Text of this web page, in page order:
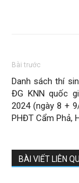
Bài trước
Danh sách thí
ĐG KNN quốc
2024 (ngày 8 +
PHĐT Cẩm Phả,
BÀI VIẾT LIÊN